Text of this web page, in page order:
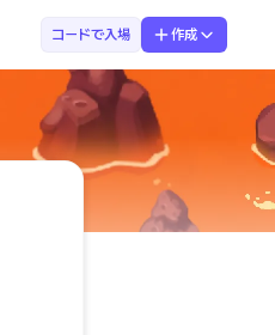
コードで入場 作成
金